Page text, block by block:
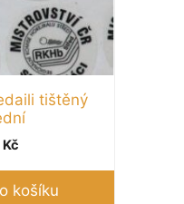
tištěný
Kč
košíku